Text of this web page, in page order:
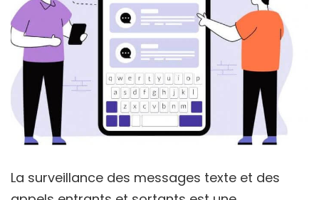
La surveillance des messages texte et des